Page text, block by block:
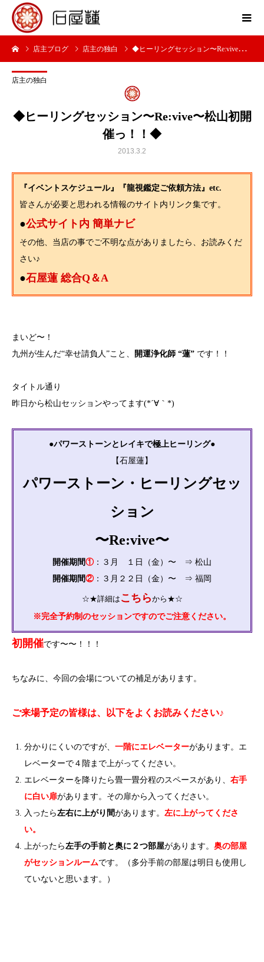
店主ブログ 店主の独白 ◆ヒーリングセッション〜Re:vive〜松山初開催っ！！◆
店主の独白
◆ヒーリングセッション〜Re:vive〜松山初開
催っ！！◆
2013.3.2
『イベントスケジュール』『龍視鑑定ご依頼方法』etc.
皆さんが必要と思われる情報のサイト内リンク集です。
●公式サイト内 簡単ナビ
その他、当店の事でご不明な点がありましたら、お読みくだ
さい♪
●石屋蓮 総合Q＆A
まいど〜！
九州が生んだ“幸せ請負人”こと、
開運浄化師 “蓮” です！！
タイトル通り
昨日から松山セッションやってます(*´∀｀*)
●パワーストーンとレイキで極上ヒーリング●
【石屋蓮】
パワーストーン・ヒーリングセッ
ション
〜Re:vive〜
開催期間①：３月 １日（金）〜 ⇒ 松山
開催期間②：３月２２日（金）〜 ⇒ 福岡
☆★詳細は こちらから★☆
※完全予約制のセッションですのでご注意ください。
初開催です〜〜！！！
ちなみに、今回の会場についての補足があります。
ご来場予定の皆様は、以下をよくお読みください♪
分かりにくいのですが、 一階にエレベーターがあります。エ
レベーターで４階まで上がってください。
エレベーターを降りたら畳一畳分程のスペースがあり、 右手
に白い扉があります。その扉から入ってください。
入ったら左右に上がり間があります。 左に上がってくださ
い。
上がったら左手の手前と奥に２つ部屋があります。 奥の部屋
がセッションルームです。（多分手前の部屋は明日も使用し
ていないと思います。）